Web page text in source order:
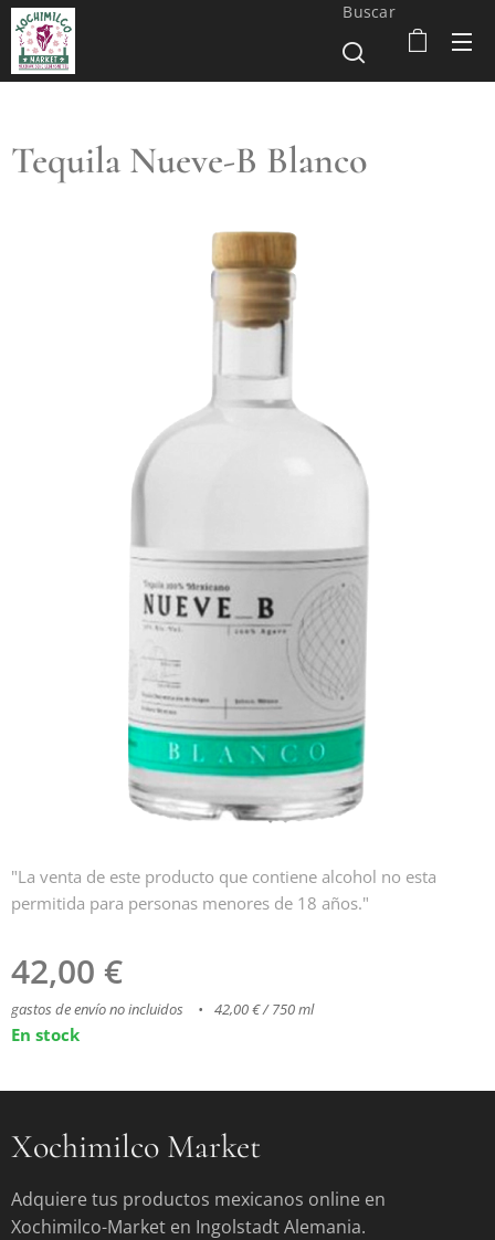
Buscar
Tequila Nueve-B Blanco
"La venta de este producto que contiene alcohol no esta
permitida para personas menores de 18 años."
42,00 €
gastos de envío no incluidos 42,00 € / 750 ml
En stock
Xochimilco Market
Adquiere tus productos mexicanos online en
Xochimilco-Market en Ingolstadt Alemania.